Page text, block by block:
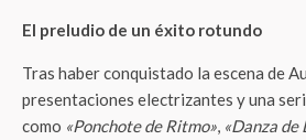
El preludio de un éxito rotundo
Tras haber conquistado la escena de
presentaciones electrizantes y una
como «Ponchote de Ritmo», «Danza de